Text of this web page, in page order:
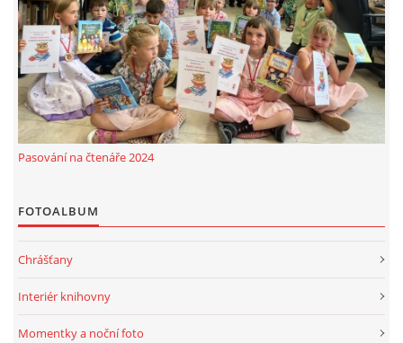
FREE WIFI
VÝZNAČNÍ RODÁCI
FOTOALBUM
PODĚKOVÁNÍ
SLUŽBY
Pasování na čtenáře 2024
FOTOALBUM
Chrášťany
Interiér knihovny
Momentky a noční foto